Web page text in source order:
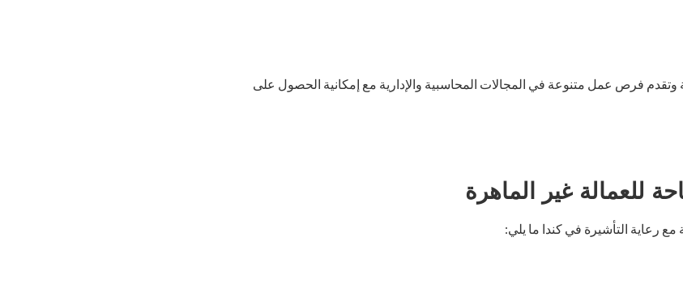
من 143 دولة وتقدم فرص عمل متنوعة في المجالات المحاسبية والإدارية مع إمكانية الحصول على
للعمالة غير الماهرة
رعاية التأشيرة في كندا ما يلي: